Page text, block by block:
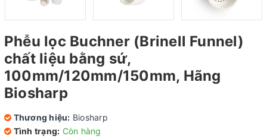
Phễu lọc Buchner (Brinell Funnel)
chất liệu bằng sứ,
100mm/120mm/150mm, Hãng
Biosharp
Thương hiệu: Biosharp
Tình trạng: Còn hàng